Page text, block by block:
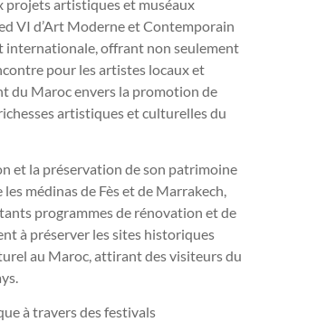
projets artistiques et muséaux
VI d’Art Moderne et Contemporain
internationale, offrant non seulement
pour les artistes locaux et
du Maroc envers la promotion de
artistiques et culturelles du
et la préservation de son patrimoine
médinas de Fès et de Marrakech,
programmes de rénovation et de
à préserver les sites historiques
au Maroc, attirant des visiteurs du
à travers des festivals